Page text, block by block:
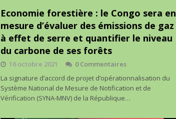
Economie forestière : le Congo sera en
mesure d’évaluer des émissions de gaz
à effet de serre et quantifier le niveau
du carbone de ses forêts
16 octobre 2021
0 Commentaires
La signature d’accord de projet d’opérationnalisation du
Système National de Mesure de Notification et de
Vérification (SYNA-MNV) de la République…